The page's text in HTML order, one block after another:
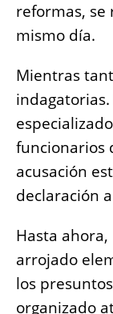
reformas, se
mismo día.
Mientras
especializado
funcionarios
acusación
declaración
Hasta
arrojado
los
organizado